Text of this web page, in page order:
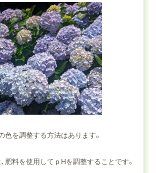
色を調整する方法はあります。
肥料を使用してｐHを調整することです。